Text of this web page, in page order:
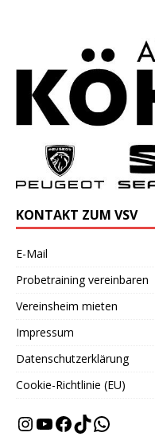
KONTAKT ZUM VSV
E-Mail
Probetraining vereinbaren
Vereinsheim mieten
Impressum
Datenschutzerklärung
Cookie-Richtlinie (EU)